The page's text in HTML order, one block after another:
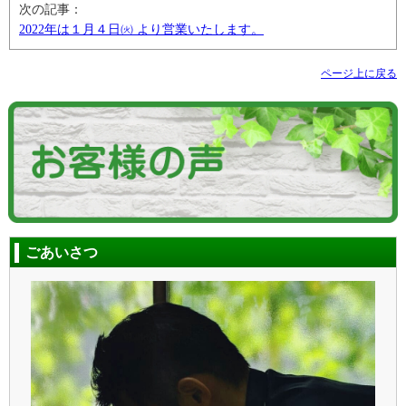
次の記事：
2022年は１月４日㈫ より営業いたします。
ページ上に戻る
ごあいさつ